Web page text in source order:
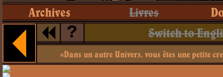
Archives Livres
? Switch to
«Dans un autre Univers, vous êtes une petite